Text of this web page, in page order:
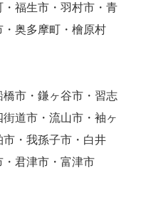
福生市・羽村市・青
奥多摩町・檜原村
市・鎌ヶ谷市・習志
道市・流山市・袖ヶ
・我孫子市・白井
君津市・富津市